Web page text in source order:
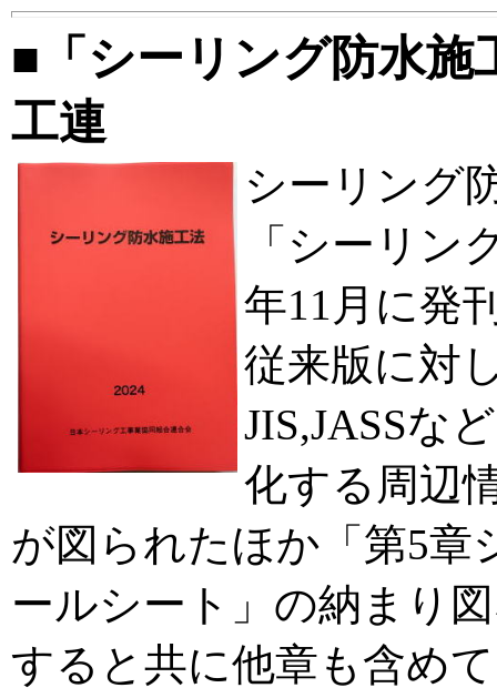
■「シーリング防水
工連
シーリング
「シーリン
年11月に発
従来版に対
JIS,JASSな
化する周辺
が図られたほか「第5章
ールシート」の納まり
すると共に他章も含め